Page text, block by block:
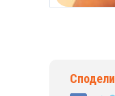
Сподели